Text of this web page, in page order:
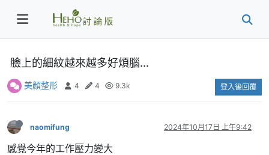
臉上的細紋越來越多好煩腦...
美顏整形 4 4 9.3k 登入後回覆
naomifung 2024年10月17日 上午9:42
感覺今年的工作壓力變大